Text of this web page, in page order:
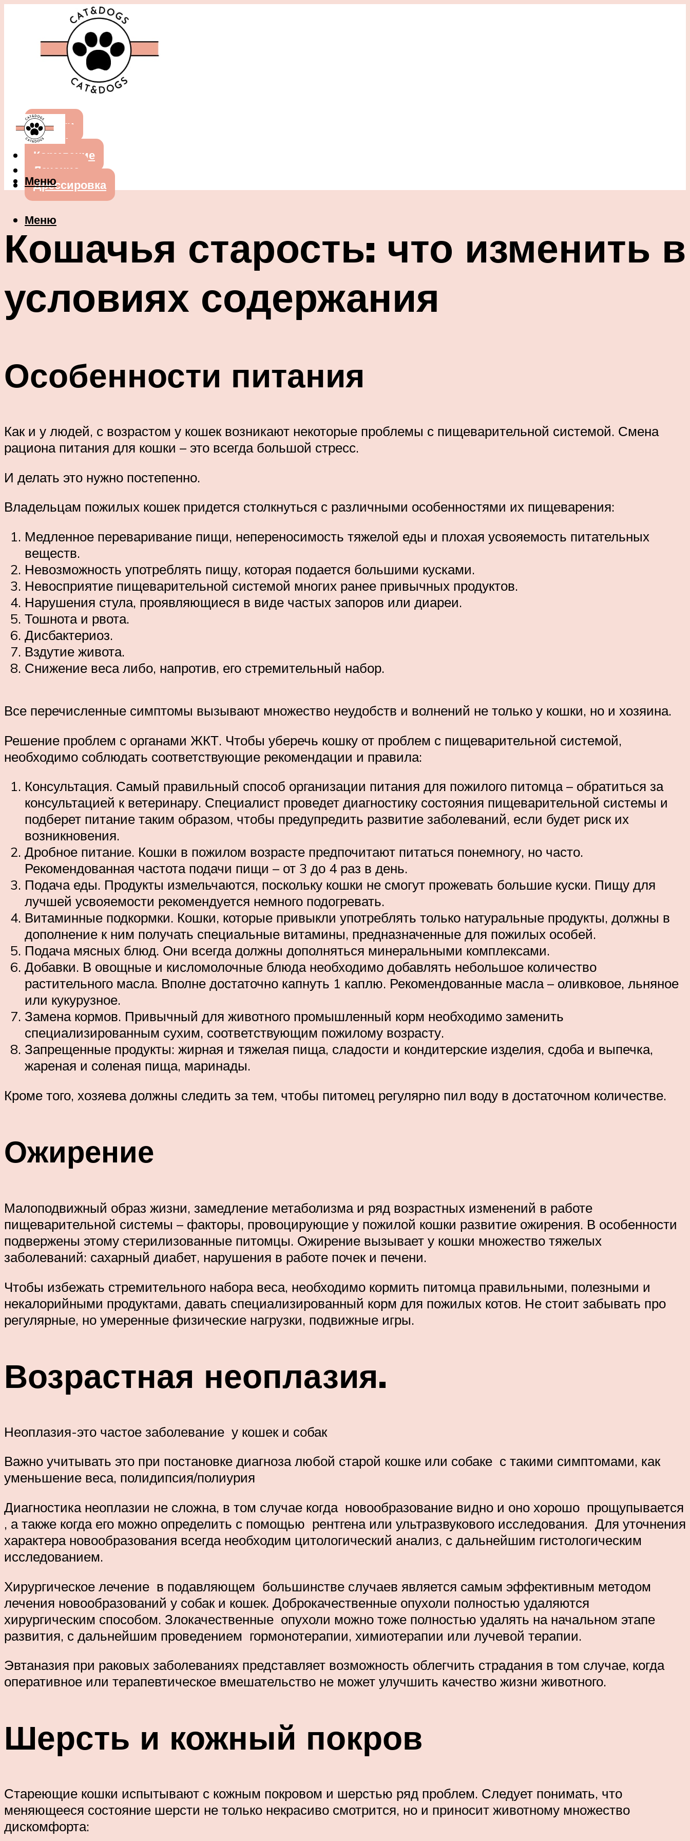
Собаки
Кошки
Кормление
Лечение
Дрессировка
Меню
Меню
Кошачья старость: что изменить в
условиях содержания
Особенности питания
Как и у людей, с возрастом у кошек возникают некоторые проблемы с пищеварительной системой. Смена
рациона питания для кошки – это всегда большой стресс.
И делать это нужно постепенно.
Владельцам пожилых кошек придется столкнуться с различными особенностями их пищеварения:
Медленное переваривание пищи, непереносимость тяжелой еды и плохая усвояемость питательных
веществ.
Невозможность употреблять пищу, которая подается большими кусками.
Невосприятие пищеварительной системой многих ранее привычных продуктов.
Нарушения стула, проявляющиеся в виде частых запоров или диареи.
Тошнота и рвота.
Дисбактериоз.
Вздутие живота.
Снижение веса либо, напротив, его стремительный набор.
Все перечисленные симптомы вызывают множество неудобств и волнений не только у кошки, но и хозяина.
Решение проблем с органами ЖКТ. Чтобы уберечь кошку от проблем с пищеварительной системой,
необходимо соблюдать соответствующие рекомендации и правила:
Консультация. Самый правильный способ организации питания для пожилого питомца – обратиться за
консультацией к ветеринару. Специалист проведет диагностику состояния пищеварительной системы и
подберет питание таким образом, чтобы предупредить развитие заболеваний, если будет риск их
возникновения.
Дробное питание. Кошки в пожилом возрасте предпочитают питаться понемногу, но часто.
Рекомендованная частота подачи пищи – от 3 до 4 раз в день.
Подача еды. Продукты измельчаются, поскольку кошки не смогут прожевать большие куски. Пищу для
лучшей усвояемости рекомендуется немного подогревать.
Витаминные подкормки. Кошки, которые привыкли употреблять только натуральные продукты, должны в
дополнение к ним получать специальные витамины, предназначенные для пожилых особей.
Подача мясных блюд. Они всегда должны дополняться минеральными комплексами.
Добавки. В овощные и кисломолочные блюда необходимо добавлять небольшое количество
растительного масла. Вполне достаточно капнуть 1 каплю. Рекомендованные масла – оливковое, льняное
или кукурузное.
Замена кормов. Привычный для животного промышленный корм необходимо заменить
специализированным сухим, соответствующим пожилому возрасту.
Запрещенные продукты: жирная и тяжелая пища, сладости и кондитерские изделия, сдоба и выпечка,
жареная и соленая пища, маринады.
Кроме того, хозяева должны следить за тем, чтобы питомец регулярно пил воду в достаточном количестве.
Ожирение
Малоподвижный образ жизни, замедление метаболизма и ряд возрастных изменений в работе
пищеварительной системы – факторы, провоцирующие у пожилой кошки развитие ожирения. В особенности
подвержены этому стерилизованные питомцы. Ожирение вызывает у кошки множество тяжелых
заболеваний: сахарный диабет, нарушения в работе почек и печени.
Чтобы избежать стремительного набора веса, необходимо кормить питомца правильными, полезными и
некалорийными продуктами, давать специализированный корм для пожилых котов. Не стоит забывать про
регулярные, но умеренные физические нагрузки, подвижные игры.
Возрастная неоплазия.
Неоплазия-это частое заболевание у кошек и собак
Важно учитывать это при постановке диагноза любой старой кошке или собаке с такими симптомами, как
уменьшение веса, полидипсия/полиурия
Диагностика неоплазии не сложна, в том случае когда новообразование видно и оно хорошо прощупывается
, а также когда его можно определить с помощью рентгена или ультразвукового исследования. Для уточнения
характера новообразования всегда необходим цитологический анализ, с дальнейшим гистологическим
исследованием.
Хирургическое лечение в подавляющем большинстве случаев является самым эффективным методом
лечения новообразований у собак и кошек. Доброкачественные опухоли полностью удаляются
хирургическим способом. Злокачественные опухоли можно тоже полностью удалять на начальном этапе
развития, с дальнейшим проведением гормонотерапии, химиотерапии или лучевой терапии.
Эвтаназия при раковых заболеваниях представляет возможность облегчить страдания в том случае, когда
оперативное или терапевтическое вмешательство не может улучшить качество жизни животного.
Шерсть и кожный покров
Стареющие кошки испытывают с кожным покровом и шерстью ряд проблем. Следует понимать, что
меняющееся состояние шерсти не только некрасиво смотрится, но и приносит животному множество
дискомфорта: